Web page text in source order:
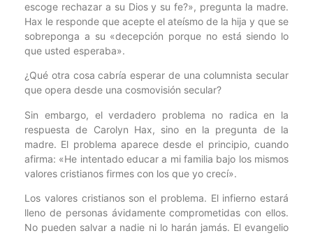
escoge rechazar a su Dios y su fe?», pregunta la madre.
Hax le responde que acepte el ateísmo de la hija y que se
sobreponga a su «decepción porque no está siendo lo
que usted esperaba».
¿Qué otra cosa cabría esperar de una columnista secular
que opera desde una cosmovisión secular?
Sin embargo, el verdadero problema no radica en la
respuesta de Carolyn Hax, sino en la pregunta de la
madre. El problema aparece desde el principio, cuando
afirma: «He intentado educar a mi familia bajo los mismos
valores cristianos firmes con los que yo crecí».
Los valores cristianos son el problema. El infierno estará
lleno de personas ávidamente comprometidas con ellos.
No pueden salvar a nadie ni lo harán jamás. El evangelio